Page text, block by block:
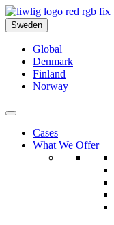
Sweden
Global
Denmark
Finland
Norway
Cases
What We Offer